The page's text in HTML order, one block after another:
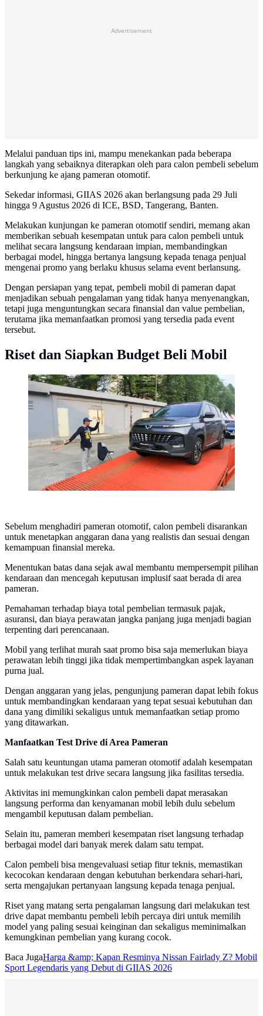
Advertisement
Melalui panduan tips ini, mampu menekankan pada beberapa
langkah yang sebaiknya diterapkan oleh para calon pembeli sebelum
berkunjung ke ajang pameran otomotif.
Sekedar informasi, GIIAS 2026 akan berlangsung pada 29 Juli
hingga 9 Agustus 2026 di ICE, BSD, Tangerang, Banten.
Melakukan kunjungan ke pameran otomotif sendiri, memang akan
memberikan sebuah kesempatan untuk para calon pembeli untuk
melihat secara langsung kendaraan impian, membandingkan
berbagai model, hingga bertanya langsung kepada tenaga penjual
mengenai promo yang berlaku khusus selama event berlansung.
Dengan persiapan yang tepat, pembeli mobil di pameran dapat
menjadikan sebuah pengalaman yang tidak hanya menyenangkan,
tetapi juga menguntungkan secara finansial dan value pembelian,
terutama jika memanfaatkan promosi yang tersedia pada event
tersebut.
Riset dan Siapkan Budget Beli Mobil
Pengunjung GIIAS 2024 melakukan test drive Wuling
Almaz Pro Hybrid.
Sebelum menghadiri pameran otomotif, calon pembeli disarankan
untuk menetapkan anggaran dana yang realistis dan sesuai dengan
kemampuan finansial mereka.
Menentukan batas dana sejak awal membantu mempersempit pilihan
kendaraan dan mencegah keputusan implusif saat berada di area
pameran.
Pemahaman terhadap biaya total pembelian termasuk pajak,
asuransi, dan biaya perawatan jangka panjang juga menjadi bagian
terpenting dari perencanaan.
Mobil yang terlihat murah saat promo bisa saja memerlukan biaya
perawatan lebih tinggi jika tidak mempertimbangkan aspek layanan
purna jual.
Dengan anggaran yang jelas, pengunjung pameran dapat lebih fokus
untuk membandingkan kendaraan yang tepat sesuai kebutuhan dan
dana yang dimiliki sekaligus untuk memanfaatkan setiap promo
yang ditawarkan.
Manfaatkan Test Drive di Area Pameran
Salah satu keuntungan utama pameran otomotif adalah kesempatan
untuk melakukan test drive secara langsung jika fasilitas tersedia.
Aktivitas ini memungkinkan calon pembeli dapat merasakan
langsung performa dan kenyamanan mobil lebih dulu sebelum
mengambil keputusan dalam pembelian.
Selain itu, pameran memberi kesempatan riset langsung terhadap
berbagai model dari banyak merek dalam satu tempat.
Calon pembeli bisa mengevaluasi setiap fitur teknis, memastikan
kecocokan kendaraan dengan kebutuhan berkendara sehari-hari,
serta mengajukan pertanyaan langsung kepada tenaga penjual.
Riset yang matang serta pengalaman langsung dari melakukan test
drive dapat membantu pembeli lebih percaya diri untuk memilih
model yang paling sesuai keinginan dan sekaligus meminimalkan
kemungkinan pembelian yang kurang cocok.
Baca JugaHarga &amp; Kapan Resminya Nissan Fairlady Z? Mobil
Sport Legendaris yang Debut di GIIAS 2026